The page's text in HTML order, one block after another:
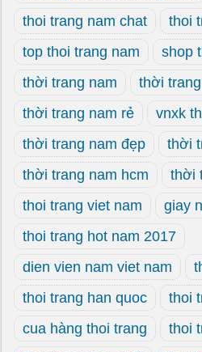
thoi trang nam chat
thoi
top thoi trang nam
shop
thời trang nam
thời
thời trang nam rẻ
vnxk
thời trang nam đẹp
thời
thời trang nam hcm
thời
thoi trang viet nam
giay
thoi trang hot nam 2017
dien vien nam viet nam
thoi trang han quoc
thoi
cua hàng thoi trang
thoi